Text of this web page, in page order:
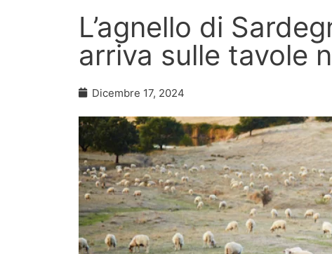
L’agnello di
arriva sulle tavole
Dicembre 17, 2024